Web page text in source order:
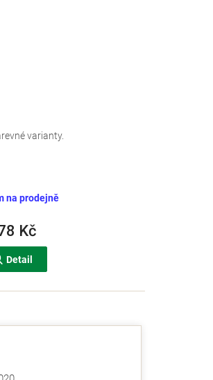
na prodejně
Kč
Detail
varianty.